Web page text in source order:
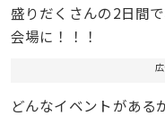
盛りだくさんの2日間
会場に！！！
どんなイベントがある